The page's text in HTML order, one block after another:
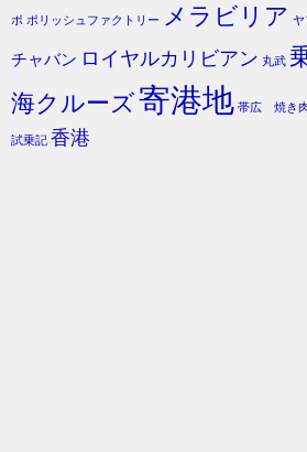
ボ ポリッシュファクトリー メラビリア ヤ
チャバン ロイヤルカリビアン 丸武
海クルーズ寄港地 帯広 焼き
試乗記 香港